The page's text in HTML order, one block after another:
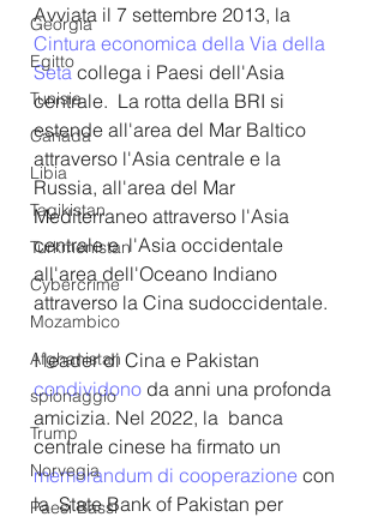
Georgia
Egitto
Tunisia
Canada
Libia
Tagikistan
Turkmenistan
Cybercrime
Mozambico
Afghanistan
spionaggio
Trump
Norvegia
Paesi Bassi
Avviata il 7 settembre 2013, la
Cintura economica della Via della
Seta collega i Paesi dell'Asia
centrale.  La rotta della BRI si
estende all'area del Mar Baltico
attraverso l'Asia centrale e la
Russia, all'area del Mar
Mediterraneo attraverso l'Asia
centrale e  l'Asia occidentale
all'area dell'Oceano Indiano
attraverso la Cina sudoccidentale.
I leader di Cina e Pakistan
condividono da anni una profonda
amicizia. Nel 2022, la  banca
centrale cinese ha firmato un
memorandum di cooperazione con
la  State Bank of Pakistan per